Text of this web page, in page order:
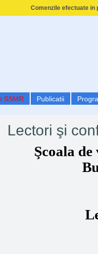
Comenzile efectuate in
SSMR Publicatii
Lectori şi
Şcoala